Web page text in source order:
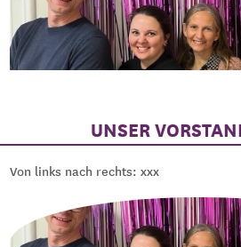
UNSER
Von links nach rechts: xxx